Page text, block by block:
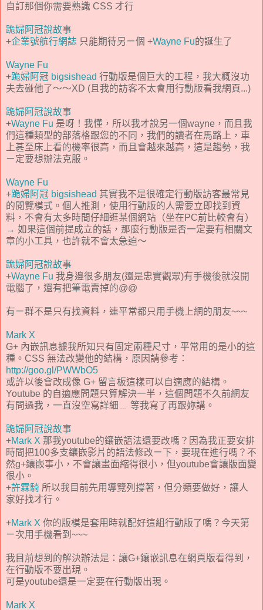
自訂那個你需要熟識 CSS 才行
跪婦阿冠說故事
+企業號航行網誌 只能期待另ㄧ個 +Wayne Fu的誕生了
Wayne Fu
+跪婦阿冠 bigsishead 行動版是個巨大的工程，我大概沒功
夫去碰他了～～XD (且我的訪客不太會用行動版看我網頁...)
跪婦阿冠說故事
+Wayne Fu 是呀！我懂，所以我才說另一個wayne，而且我
們這種類型的部落格跟您的不同，我們的讀者在馬路上，車
上甚至床上看的機率很高，而且會越來越高，這是趨勢，我
ㄧ定要想辦法克服。
Wayne Fu
+跪婦阿冠 bigsishead 其實我不是很確定行動版訪客最常見
的閱覽模式。個人推測，使用行動版的人需要立即找到資
料，不會有太多時間仔細逛某個網站（坐在PC前比較會有）
→ 如果這個前提成立的話，那麼行動版是否一定要有相關文
章的小工具，也許就不會太急迫～
跪婦阿冠說故事
+Wayne Fu 我身邊很多朋友(還是忠實觀眾)有手機後就沒開
電腦了，還有把筆電賣掉的@@
有ㄧ群不是只有找資料，連平常都只用手機上網的朋友~~~
Mark X
G+ 內嵌訊息據我所知只有固定兩種尺寸，平常用的是小的這
種。CSS 無法改變他的結構，原因請參考：
http://goo.gl/PWWbO5
或許以後會改成像 G+ 留言板這樣可以自適應的結構。
Youtube 的自適應問題只算解決一半，這個問題不久前網友
有問過我，一直沒空寫詳細﹍ 等我寫了再跟妳講。
跪婦阿冠說故事
+Mark X 那我youtube的鑲嵌語法還要改嗎？因為我正要安排
時間把100多支鑲嵌影片的語法修改ㄧ下，要現在進行嗎？不
然g+鑲嵌事小，不會讓畫面縮得很小，但youtube會讓版面變
很小。
+許霖騎 所以我目前先用導覽列撐著，但分類要做好，讓人
家好找才行。
+Mark X 你的版模是套用時就配好這組行動版了嗎？今天第
ㄧ次用手機看到~~~
我目前想到的解決辦法是：讓G+鑲嵌訊息在網頁版看得到，
在行動版不要出現。
可是youtube還是一定要在行動版出現。
Mark X